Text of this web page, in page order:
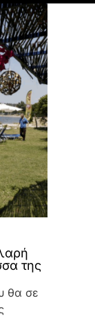
της
θα σε